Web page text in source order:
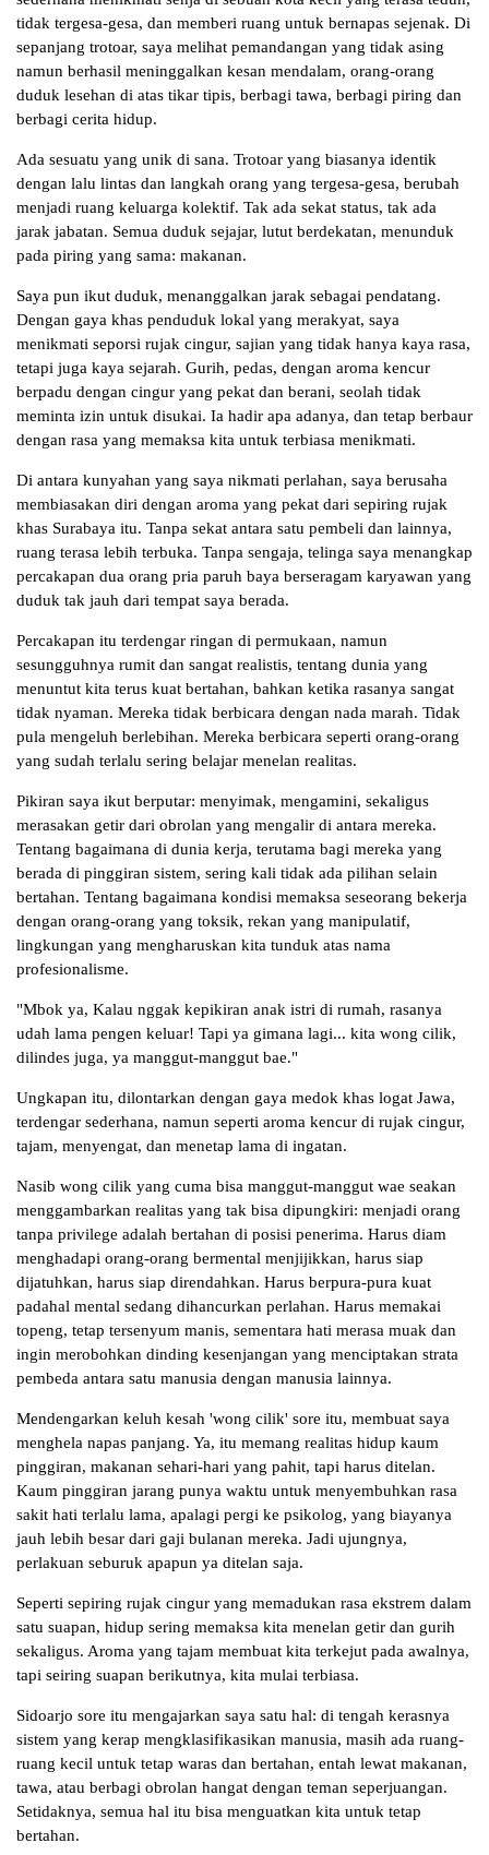
tidak tergesa-gesa, dan memberi ruang untuk bernapas sejenak. Di
sepanjang trotoar, saya melihat pemandangan yang tidak asing
namun berhasil meninggalkan kesan mendalam, orang-orang
duduk lesehan di atas tikar tipis, berbagi tawa, berbagi piring dan
berbagi cerita hidup.
Ada sesuatu yang unik di sana. Trotoar yang biasanya identik
dengan lalu lintas dan langkah orang yang tergesa-gesa, berubah
menjadi ruang keluarga kolektif. Tak ada sekat status, tak ada
jarak jabatan. Semua duduk sejajar, lutut berdekatan, menunduk
pada piring yang sama: makanan.
Saya pun ikut duduk, menanggalkan jarak sebagai pendatang.
Dengan gaya khas penduduk lokal yang merakyat, saya
menikmati seporsi rujak cingur, sajian yang tidak hanya kaya rasa,
tetapi juga kaya sejarah. Gurih, pedas, dengan aroma kencur
berpadu dengan cingur yang pekat dan berani, seolah tidak
meminta izin untuk disukai. Ia hadir apa adanya, dan tetap berbaur
dengan rasa yang memaksa kita untuk terbiasa menikmati.
Di antara kunyahan yang saya nikmati perlahan, saya berusaha
membiasakan diri dengan aroma yang pekat dari sepiring rujak
khas Surabaya itu. Tanpa sekat antara satu pembeli dan lainnya,
ruang terasa lebih terbuka. Tanpa sengaja, telinga saya menangkap
percakapan dua orang pria paruh baya berseragam karyawan yang
duduk tak jauh dari tempat saya berada.
Percakapan itu terdengar ringan di permukaan, namun
sesungguhnya rumit dan sangat realistis, tentang dunia yang
menuntut kita terus kuat bertahan, bahkan ketika rasanya sangat
tidak nyaman. Mereka tidak berbicara dengan nada marah. Tidak
pula mengeluh berlebihan. Mereka berbicara seperti orang-orang
yang sudah terlalu sering belajar menelan realitas.
Pikiran saya ikut berputar: menyimak, mengamini, sekaligus
merasakan getir dari obrolan yang mengalir di antara mereka.
Tentang bagaimana di dunia kerja, terutama bagi mereka yang
berada di pinggiran sistem, sering kali tidak ada pilihan selain
bertahan. Tentang bagaimana kondisi memaksa seseorang bekerja
dengan orang-orang yang toksik, rekan yang manipulatif,
lingkungan yang mengharuskan kita tunduk atas nama
profesionalisme.
"Mbok ya, Kalau nggak kepikiran anak istri di rumah, rasanya
udah lama pengen keluar! Tapi ya gimana lagi... kita wong cilik,
dilindes juga, ya manggut-manggut bae."
Ungkapan itu, dilontarkan dengan gaya medok khas logat Jawa,
terdengar sederhana, namun seperti aroma kencur di rujak cingur,
tajam, menyengat, dan menetap lama di ingatan.
Nasib wong cilik yang cuma bisa manggut-manggut wae seakan
menggambarkan realitas yang tak bisa dipungkiri: menjadi orang
tanpa privilege adalah bertahan di posisi penerima. Harus diam
menghadapi orang-orang bermental menjijikkan, harus siap
dijatuhkan, harus siap direndahkan. Harus berpura-pura kuat
padahal mental sedang dihancurkan perlahan. Harus memakai
topeng, tetap tersenyum manis, sementara hati merasa muak dan
ingin merobohkan dinding kesenjangan yang menciptakan strata
pembeda antara satu manusia dengan manusia lainnya.
Mendengarkan keluh kesah 'wong cilik' sore itu, membuat saya
menghela napas panjang. Ya, itu memang realitas hidup kaum
pinggiran, makanan sehari-hari yang pahit, tapi harus ditelan.
Kaum pinggiran jarang punya waktu untuk menyembuhkan rasa
sakit hati terlalu lama, apalagi pergi ke psikolog, yang biayanya
jauh lebih besar dari gaji bulanan mereka. Jadi ujungnya,
perlakuan seburuk apapun ya ditelan saja.
Seperti sepiring rujak cingur yang memadukan rasa ekstrem dalam
satu suapan, hidup sering memaksa kita menelan getir dan gurih
sekaligus. Aroma yang tajam membuat kita terkejut pada awalnya,
tapi seiring suapan berikutnya, kita mulai terbiasa.
Sidoarjo sore itu mengajarkan saya satu hal: di tengah kerasnya
sistem yang kerap mengklasifikasikan manusia, masih ada ruang-
ruang kecil untuk tetap waras dan bertahan, entah lewat makanan,
tawa, atau berbagi obrolan hangat dengan teman seperjuangan.
Setidaknya, semua hal itu bisa menguatkan kita untuk tetap
bertahan.